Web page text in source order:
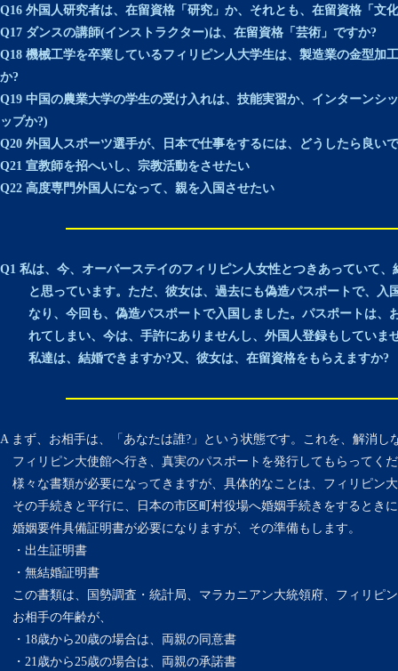
Q16 外国人研究者は、在留資格「研究」か、それとも、在留資格「文
Q17 ダンスの講師(インストラクター)は、在留資格「芸術」ですか?
Q18 機械工学を卒業しているフィリピン人大学生は、製造業の金型加
か?
Q19 中国の農業大学の学生の受け入れは、技能実習か、インターンシ
ップか?)
Q20 外国人スポーツ選手が、日本で仕事をするには、どうしたら良い
Q21 宣教師を招へいし、宗教活動をさせたい
Q22 高度専門外国人になって、親を入国させたい
Q1 私は、今、オーバーステイのフィリピン人女性とつきあっていて、
と思っています。ただ、彼女は、過去にも偽造パスポートで、入
なり、今回も、偽造パスポートで入国しました。パスポートは、
れてしまい、今は、手許にありませんし、外国人登録もしていま
私達は、結婚できますか?又、彼女は、在留資格をもらえますか?
A まず、お相手は、「あなたは誰?」という状態です。これを、解消し
フィリピン大使館へ行き、真実のパスポートを発行してもらってく
様々な書類が必要になってきますが、具体的なことは、フィリピン
その手続きと平行に、日本の市区町村役場へ婚姻手続きをするとき
婚姻要件具備証明書が必要になりますが、その準備もします。
・出生証明書
・無結婚証明書
この書類は、国勢調査・統計局、マラカニアン大統領府、フィリピ
お相手の年齢が、
・18歳から20歳の場合は、両親の同意書
・21歳から25歳の場合は、両親の承諾書